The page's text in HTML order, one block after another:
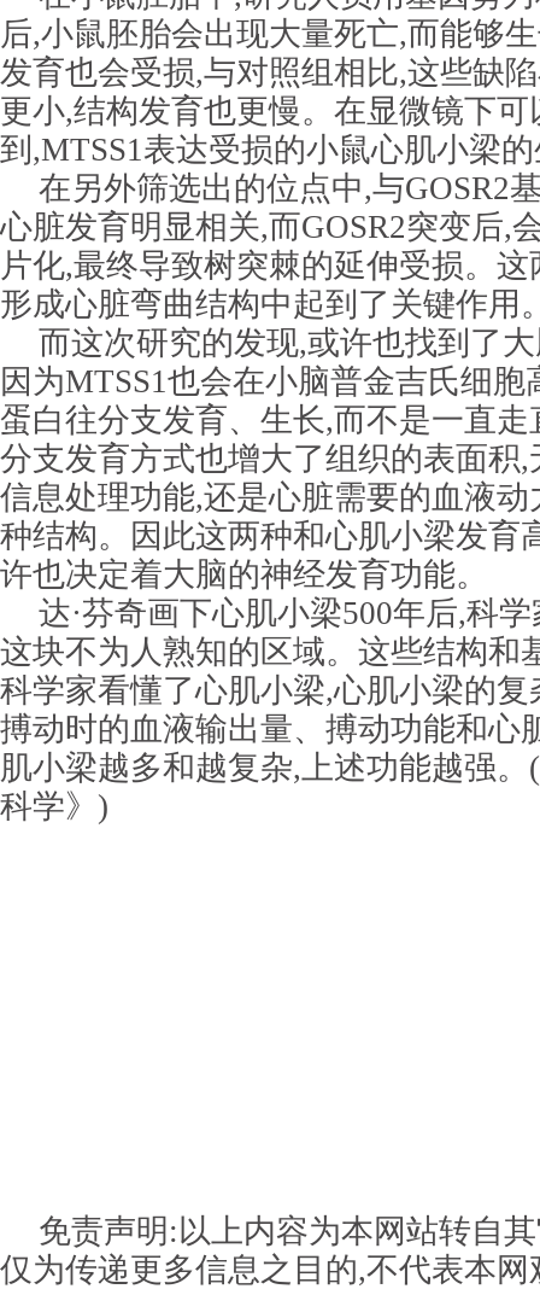
后,小鼠胚胎会出现大量死亡,而能够
发育也会受损,与对照组相比,这些缺
更小,结构发育也更慢。在显微镜下可
到,MTSS1表达受损的小鼠心肌小梁
在另外筛选出的位点中,与GOSR2
心脏发育明显相关,而GOSR2突变后,
片化,最终导致树突棘的延伸受损。
形成心脏弯曲结构中起到了关键作用
而这次研究的发现,或许也找到了
因为MTSS1也会在小脑普金吉氏细
蛋白往分支发育、生长,而不是一直
分支发育方式也增大了组织的表面积
信息处理功能,还是心脏需要的血液
种结构。因此这两种和心肌小梁发育
许也决定着大脑的神经发育功能。
达·芬奇画下心肌小梁500年后,科
这块不为人熟知的区域。这些结构和
科学家看懂了心肌小梁,心肌小梁的
搏动时的血液输出量、搏动功能和心
肌小梁越多和越复杂,上述功能越强
科学》)
免责声明:以上内容为本网站转自
仅为传递更多信息之目的,不代表本